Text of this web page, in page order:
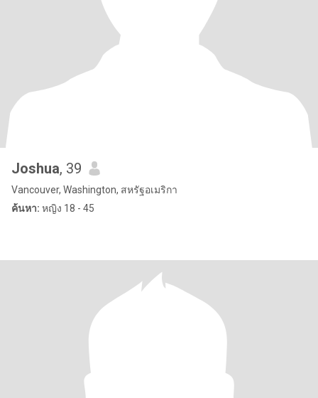
Joshua, 39
Vancouver, Washington, สหรัฐอเมริกา
ค้นหา: หญิง 18 - 45